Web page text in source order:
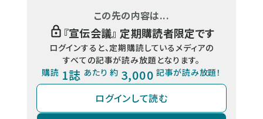
この先の内容は...
『宣伝会議』 定期購読者限定です
ログインすると、定期購読しているメディアの
すべての記事が読み放題となります。
購読 1誌 あたり 約 3,000 記事が読み放題！
ログインして読む